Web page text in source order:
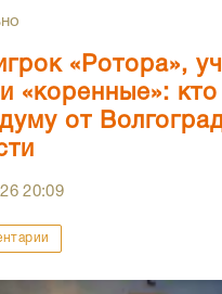
«Ротора»,
«коренные»:
от
20:09